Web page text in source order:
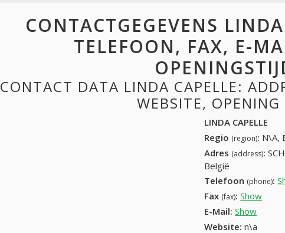
CONTACTGEGEVENS
TELEFOON, FAX, E-
CONTACT DATA LINDA CAPELLE:
WEBSITE, OPENING
LINDA CAPELLE
Regio (region): N\A,
Adres (address):
België
Telefoon (phone):
Fax (fax): Show
E-Mail: Show
Website: n\a